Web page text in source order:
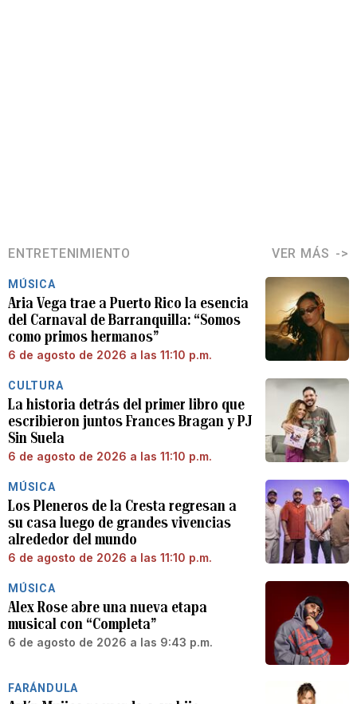
ENTRETENIMIENTO VER MÁS
MÚSICA
Aria Vega trae a Puerto Rico la esencia
del Carnaval de Barranquilla: “Somos
como primos hermanos”
6 de agosto de 2026 a las 11:10 p.m.
CULTURA
La historia detrás del primer libro que
escribieron juntos Frances Bragan y PJ
Sin Suela
6 de agosto de 2026 a las 11:10 p.m.
MÚSICA
Los Pleneros de la Cresta regresan a
su casa luego de grandes vivencias
alrededor del mundo
6 de agosto de 2026 a las 11:10 p.m.
MÚSICA
Alex Rose abre una nueva etapa
musical con “Completa”
6 de agosto de 2026 a las 9:43 p.m.
FARÁNDULA